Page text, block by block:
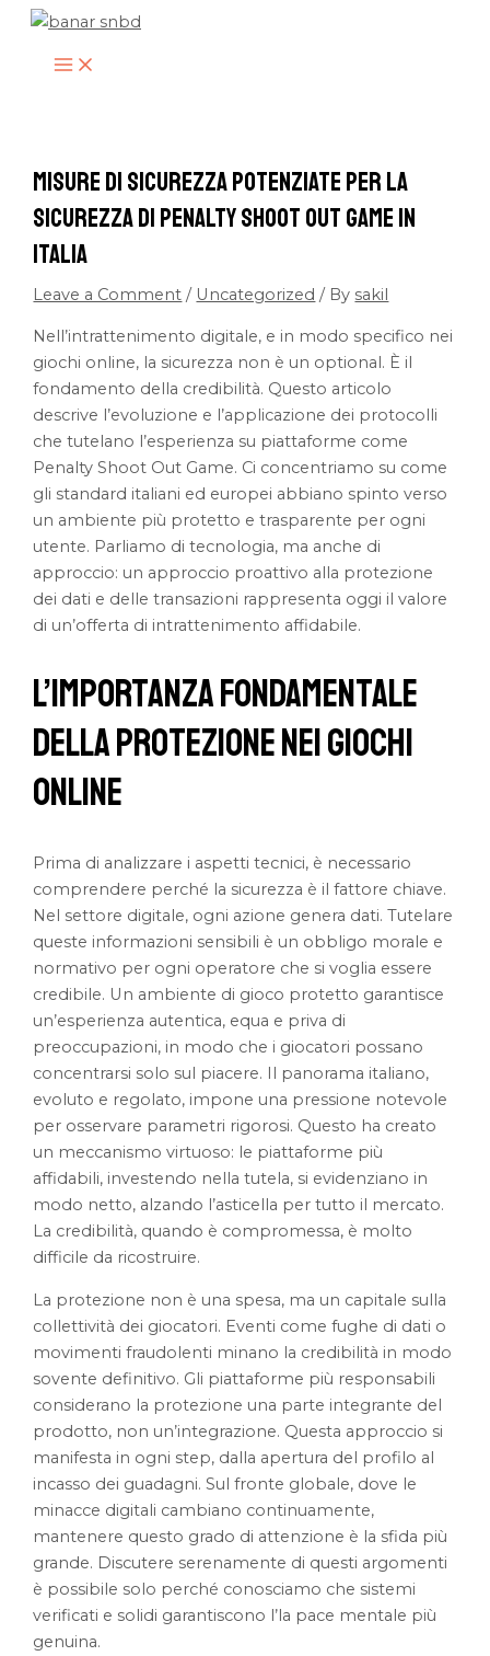
Skip
content
MENU
Misure di Sicurezza Potenziate per la
Sicurezza di Penalty Shoot Out Game in
Italia
Leave a Comment / Uncategorized / By sakil
Nell’intrattenimento digitale, e in modo specifico nei
giochi online, la sicurezza non è un optional. È il
fondamento della credibilità. Questo articolo
descrive l’evoluzione e l’applicazione dei protocolli
che tutelano l’esperienza su piattaforme come
Penalty Shoot Out Game. Ci concentriamo su come
gli standard italiani ed europei abbiano spinto verso
un ambiente più protetto e trasparente per ogni
utente. Parliamo di tecnologia, ma anche di
approccio: un approccio proattivo alla protezione
dei dati e delle transazioni rappresenta oggi il valore
di un’offerta di intrattenimento affidabile.
L’Importanza Fondamentale
della Protezione nei Giochi
Online
Prima di analizzare i aspetti tecnici, è necessario
comprendere perché la sicurezza è il fattore chiave.
Nel settore digitale, ogni azione genera dati. Tutelare
queste informazioni sensibili è un obbligo morale e
normativo per ogni operatore che si voglia essere
credibile. Un ambiente di gioco protetto garantisce
un’esperienza autentica, equa e priva di
preoccupazioni, in modo che i giocatori possano
concentrarsi solo sul piacere. Il panorama italiano,
evoluto e regolato, impone una pressione notevole
per osservare parametri rigorosi. Questo ha creato
un meccanismo virtuoso: le piattaforme più
affidabili, investendo nella tutela, si evidenziano in
modo netto, alzando l’asticella per tutto il mercato.
La credibilità, quando è compromessa, è molto
difficile da ricostruire.
La protezione non è una spesa, ma un capitale sulla
collettività dei giocatori. Eventi come fughe di dati o
movimenti fraudolenti minano la credibilità in modo
sovente definitivo. Gli piattaforme più responsabili
considerano la protezione una parte integrante del
prodotto, non un’integrazione. Questa approccio si
manifesta in ogni step, dalla apertura del profilo al
incasso dei guadagni. Sul fronte globale, dove le
minacce digitali cambiano continuamente,
mantenere questo grado di attenzione è la sfida più
grande. Discutere serenamente di questi argomenti
è possibile solo perché conosciamo che sistemi
verificati e solidi garantiscono l’la pace mentale più
genuina.
Type
Name*
Email*
Website